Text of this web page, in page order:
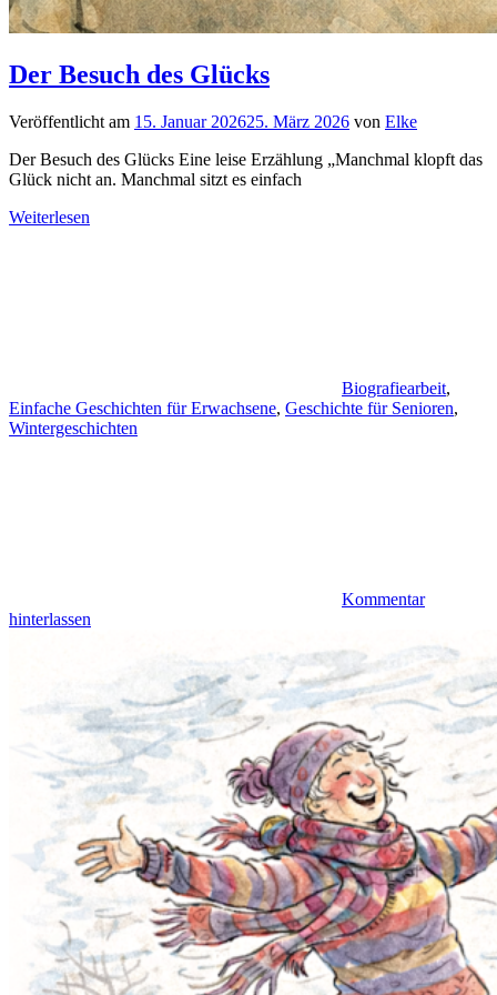
Der Besuch des Glücks
Veröffentlicht am 15. Januar 202625. März 2026 von Elke
Der Besuch des Glücks Eine leise Erzählung „Manchmal klopft das
Glück nicht an. Manchmal sitzt es einfach
Weiterlesen
Biografiearbeit,
Einfache Geschichten für Erwachsene, Geschichte für Senioren,
Wintergeschichten
Kommentar
hinterlassen